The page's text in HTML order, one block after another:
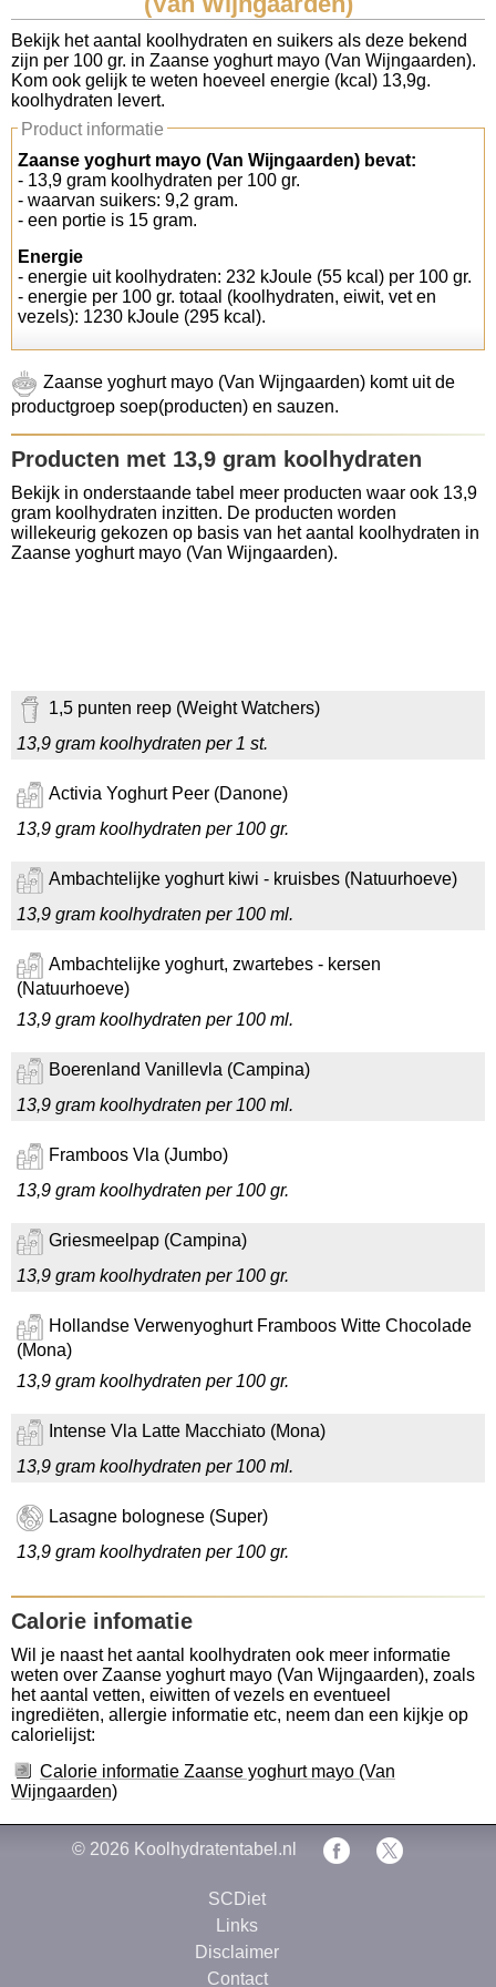
Koolhydraten tellen
Links
Bekijk het aantal koolhydraten en suikers als deze bekend
zijn per 100 gr. in Zaanse yoghurt mayo (Van Wijngaarden).
Kom ook gelijk te weten hoeveel energie (kcal) 13,9g.
koolhydraten levert.
Product informatie
Zaanse yoghurt mayo (Van Wijngaarden) bevat:
- 13,9 gram koolhydraten per 100 gr.
- waarvan suikers: 9,2 gram.
- een portie is 15 gram.
Energie
- energie uit koolhydraten: 232 kJoule (55 kcal) per 100 gr.
- energie per 100 gr. totaal (koolhydraten, eiwit, vet en
vezels): 1230 kJoule (295 kcal).
Zaanse yoghurt mayo (Van Wijngaarden) komt uit de
productgroep soep(producten) en sauzen.
Producten met 13,9 gram koolhydraten
Bekijk in onderstaande tabel meer producten waar ook 13,9
gram koolhydraten inzitten. De producten worden
willekeurig gekozen op basis van het aantal koolhydraten in
Zaanse yoghurt mayo (Van Wijngaarden).
1,5 punten reep (Weight Watchers)
13,9 gram koolhydraten per 1 st.
Activia Yoghurt Peer (Danone)
13,9 gram koolhydraten per 100 gr.
Ambachtelijke yoghurt kiwi - kruisbes (Natuurhoeve)
13,9 gram koolhydraten per 100 ml.
Ambachtelijke yoghurt, zwartebes - kersen
(Natuurhoeve)
13,9 gram koolhydraten per 100 ml.
Boerenland Vanillevla (Campina)
13,9 gram koolhydraten per 100 ml.
Framboos Vla (Jumbo)
13,9 gram koolhydraten per 100 gr.
Griesmeelpap (Campina)
13,9 gram koolhydraten per 100 gr.
Hollandse Verwenyoghurt Framboos Witte Chocolade
(Mona)
13,9 gram koolhydraten per 100 gr.
Intense Vla Latte Macchiato (Mona)
13,9 gram koolhydraten per 100 ml.
Lasagne bolognese (Super)
13,9 gram koolhydraten per 100 gr.
Calorie infomatie
Wil je naast het aantal koolhydraten ook meer informatie
weten over Zaanse yoghurt mayo (Van Wijngaarden), zoals
het aantal vetten, eiwitten of vezels en eventueel
ingrediëten, allergie informatie etc, neem dan een kijkje op
calorielijst:
Calorie informatie Zaanse yoghurt mayo (Van
Wijngaarden)
© 2026 Koolhydratentabel.nl
SCDiet
Links
Disclaimer
Contact